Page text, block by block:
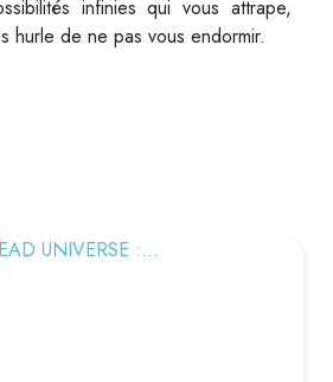
infinies qui vous attrape,
hurle de ne pas vous endormir.